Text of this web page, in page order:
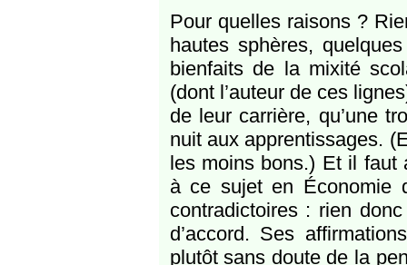
Pour quelles raisons ?
hautes sphères,
bienfaits de la mixité
(dont l’auteur de ces
de leur carrière, qu’une
nuit aux apprentissages.
les moins bons.) Et il faut
à ce sujet en Économie
contradictoires : rien
d’accord. Ses
plutôt sans doute de la